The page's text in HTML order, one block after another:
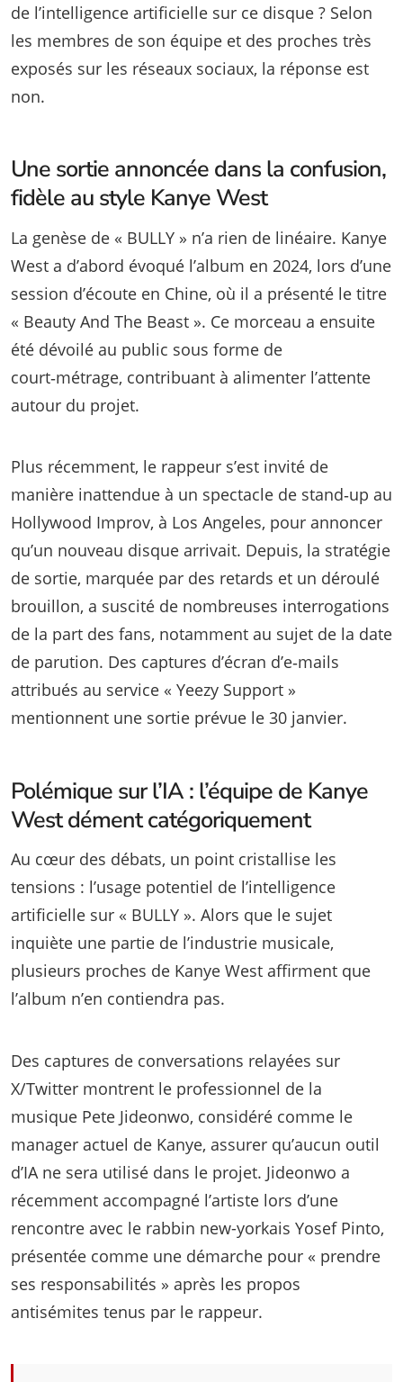
de l’intelligence artificielle sur ce disque ? Selon
les membres de son équipe et des proches très
exposés sur les réseaux sociaux, la réponse est
non.
Une sortie annoncée dans la confusion,
fidèle au style Kanye West
La genèse de « BULLY » n’a rien de linéaire. Kanye
West a d’abord évoqué l’album en 2024, lors d’une
session d’écoute en Chine, où il a présenté le titre
« Beauty And The Beast ». Ce morceau a ensuite
été dévoilé au public sous forme de
court‑métrage, contribuant à alimenter l’attente
autour du projet.
Plus récemment, le rappeur s’est invité de
manière inattendue à un spectacle de stand‑up au
Hollywood Improv, à Los Angeles, pour annoncer
qu’un nouveau disque arrivait. Depuis, la stratégie
de sortie, marquée par des retards et un déroulé
brouillon, a suscité de nombreuses interrogations
de la part des fans, notamment au sujet de la date
de parution. Des captures d’écran d’e‑mails
attribués au service « Yeezy Support »
mentionnent une sortie prévue le 30 janvier.
Polémique sur l’IA : l’équipe de Kanye
West dément catégoriquement
Au cœur des débats, un point cristallise les
tensions : l’usage potentiel de l’intelligence
artificielle sur « BULLY ». Alors que le sujet
inquiète une partie de l’industrie musicale,
plusieurs proches de Kanye West affirment que
l’album n’en contiendra pas.
Des captures de conversations relayées sur
X/Twitter montrent le professionnel de la
musique Pete Jideonwo, considéré comme le
manager actuel de Kanye, assurer qu’aucun outil
d’IA ne sera utilisé dans le projet. Jideonwo a
récemment accompagné l’artiste lors d’une
rencontre avec le rabbin new-yorkais Yosef Pinto,
présentée comme une démarche pour « prendre
ses responsabilités » après les propos
antisémites tenus par le rappeur.